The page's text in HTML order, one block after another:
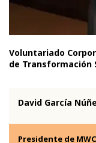
Voluntariado
de Transformación
David García
Presidente de